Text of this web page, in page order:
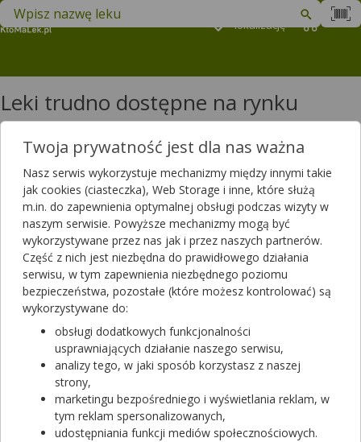
lokalizację
Znajdź lek w swojej okolicy
Leki trudno dostępne na rynku
Filtrowanie
Wyniki wyszukiwania(318)
Wyczyść filtry
Budiair
200 mcg/daw. | 1 poj. po 200 daw. | z ustnikiem |
Budesonidum
lek na receptę
64,20 zł
dla 100% - pełnopłatny
Dostępność
Dodaj do koszyka
Twoja prywatność jest dla nas ważna
Nasz serwis wykorzystuje mechanizmy między innymi takie
jak cookies (ciasteczka), Web Storage i inne, które służą
m.in. do zapewnienia optymalnej obsługi podczas wizyty w
naszym serwisie. Powyższe mechanizmy mogą być
wykorzystywane przez nas jak i przez naszych partnerów.
Część z nich jest niezbędna do prawidłowego działania
serwisu, w tym zapewnienia niezbędnego poziomu
bezpieczeństwa, pozostałe (które możesz kontrolować) są
wykorzystywane do:
obsługi dodatkowych funkcjonalności
usprawniających działanie naszego serwisu,
analizy tego, w jaki sposób korzystasz z naszej
strony,
marketingu bezpośredniego i wyświetlania reklam, w
tym reklam spersonalizowanych,
udostępniania funkcji mediów społecznościowych.